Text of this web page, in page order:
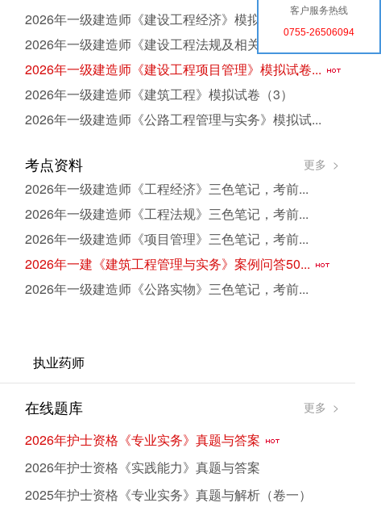
2026年一级建造师《建设工程经济》模拟试卷（3）
2026年一级建造师《建设工程法规及相关知识》模...
2026年一级建造师《建设工程项目管理》模拟试卷...
2026年一级建造师《建筑工程》模拟试卷（3）
2026年一级建造师《公路工程管理与实务》模拟试...
考点资料 更多 >
2026年一级建造师《工程经济》三色笔记，考前...
2026年一级建造师《工程法规》三色笔记，考前...
2026年一级建造师《项目管理》三色笔记，考前...
2026年一建《建筑工程管理与实务》案例问答50...
2026年一级建造师《公路实物》三色笔记，考前...
执业药师
在线题库 更多 >
2026年护士资格《专业实务》真题与答案
2026年护士资格《实践能力》真题与答案
2025年护士资格《专业实务》真题与解析（卷一）
客户服务热线
0755-26506094